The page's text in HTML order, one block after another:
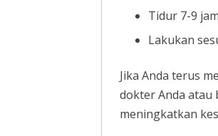
Tidur 7-9
Lakukan
Jika Anda terus
dokter Anda atau
meningkatkan